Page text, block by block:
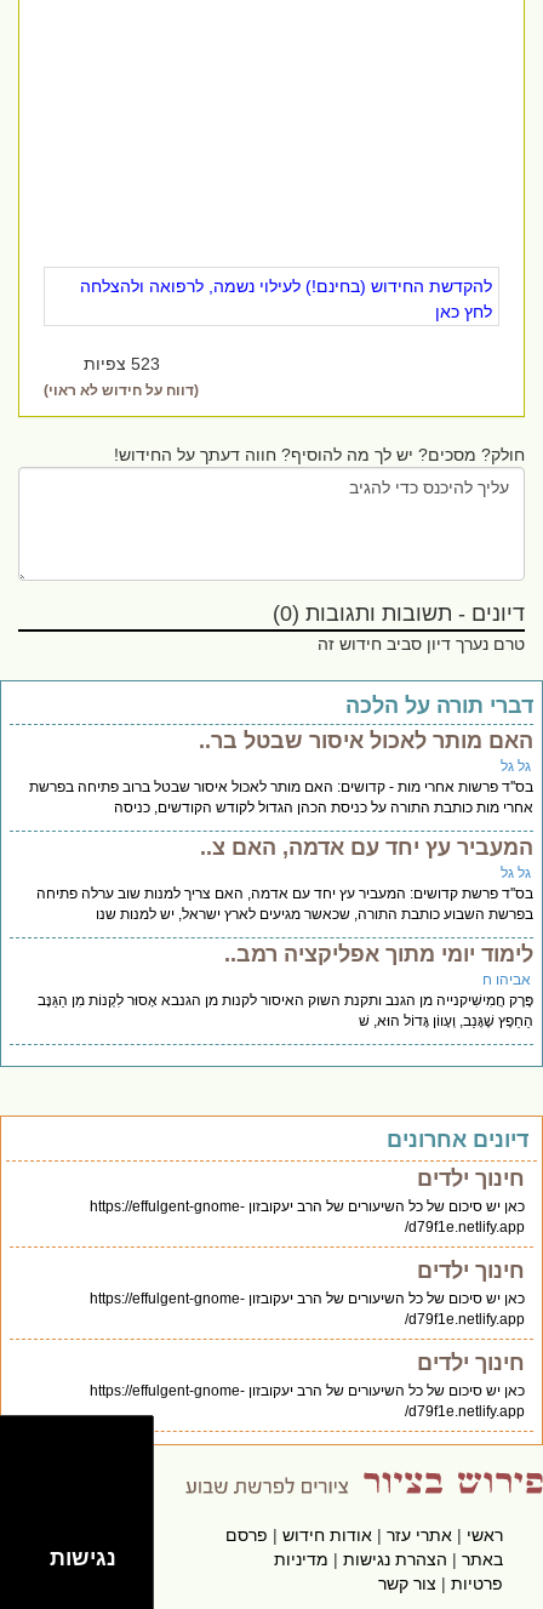
להקדשת החידוש (בחינם!) לעילוי נשמה, לרפואה ולהצלחה
לחץ כאן
523 צפיות
(דווח על חידוש לא ראוי)
חולק? מסכים? יש לך מה להוסיף? חווה דעתך על החידוש!
דיונים - תשובות ותגובות (0)
טרם נערך דיון סביב חידוש זה
דברי תורה על הלכה
האם מותר לאכול איסור שבטל בר..
גל גל
בס''ד פרשות אחרי מות - קדושים: האם מותר לאכול איסור שבטל ברוב פתיחה בפרשת
אחרי מות כותבת התורה על כניסת הכהן הגדול לקודש הקודשים, כניסה
המעביר עץ יחד עם אדמה, האם צ..
גל גל
בס''ד פרשת קדושים: המעביר עץ יחד עם אדמה, האם צריך למנות שוב ערלה פתיחה
בפרשת השבוע כותבת התורה, שכאשר מגיעים לארץ ישראל, יש למנות שנו
לימוד יומי מתוך אפליקציה רמב..
אביהו ח
פֶּרֶק חֲמִישִׁיקנייה מן הגנב ותקנת השוק האיסור לקנות מן הגנבא אָסוּר לִקְנוֹת מִן הַגַּנָּב
הַחֵפֶץ שֶׁגָּנַב, וְעָווֹן גָּדוֹל הוּא, שׁ
דיונים אחרונים
חינוך ילדים
כאן יש סיכום של כל השיעורים של הרב יעקובזון https://effulgent-gnome-
d79f1e.netlify.app/
חינוך ילדים
כאן יש סיכום של כל השיעורים של הרב יעקובזון https://effulgent-gnome-
d79f1e.netlify.app/
חינוך ילדים
כאן יש סיכום של כל השיעורים של הרב יעקובזון https://effulgent-gnome-
d79f1e.netlify.app/
ראשי | אתרי עזר | אודות חידוש | פרסם
באתר | הצהרת נגישות | מדיניות
פרטיות | צור קשר
נגישות